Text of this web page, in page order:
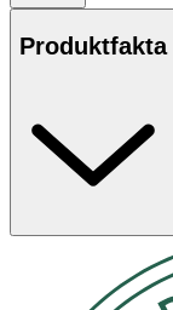
Produktfakta